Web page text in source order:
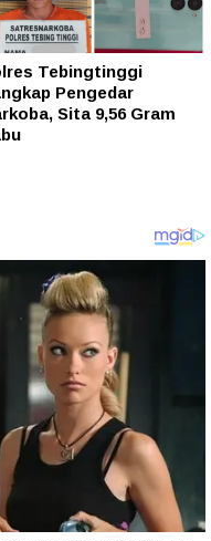
Tebingtinggi
Pengedar
Sita 9,56 Gram